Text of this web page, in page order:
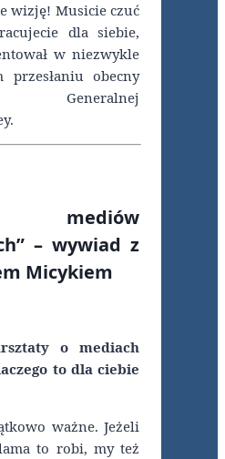
wizję! Musicie czuć
dla siebie,
w niezwykle
przesłaniu obecny
Generalnej
mediów
– wywiad z
Micykiem
o mediach
to dla ciebie
ważne. Jeżeli
to robi, my też